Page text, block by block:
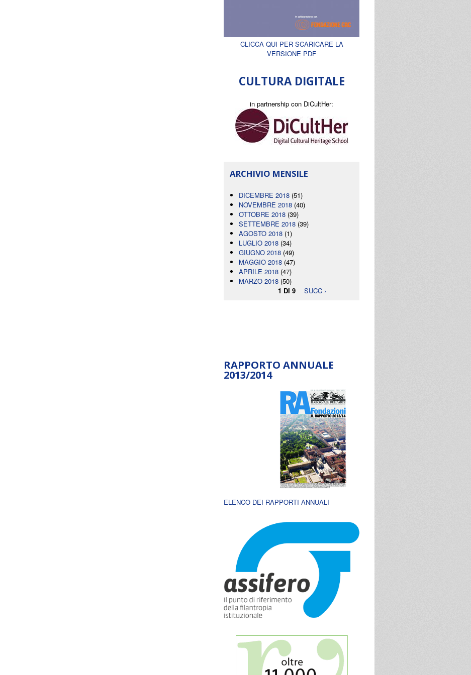
CLICCA QUI PER SCARICARE LA
VERSIONE PDF
CULTURA DIGITALE
in partnership con DiCultHer:
ARCHIVIO MENSILE
DICEMBRE 2018 (51)
NOVEMBRE 2018 (40)
OTTOBRE 2018 (39)
SETTEMBRE 2018 (39)
AGOSTO 2018 (1)
LUGLIO 2018 (34)
GIUGNO 2018 (49)
MAGGIO 2018 (47)
APRILE 2018 (47)
MARZO 2018 (50)
1 DI 9
SUCC ›
RAPPORTO ANNUALE
2013/2014
ELENCO DEI RAPPORTI ANNUALI